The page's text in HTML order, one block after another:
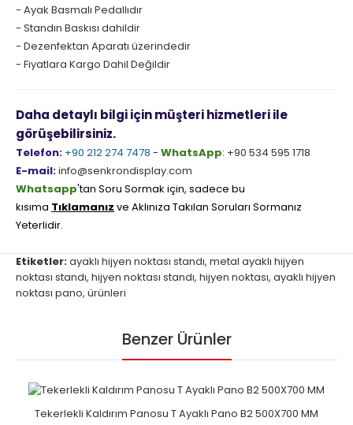
- Ayak Basmalı Pedallıdır
- Standın Baskısı dahildir
- Dezenfektan Aparatı üzerindedir
- Fiyatlara Kargo Dahil Değildir
Daha detaylı bilgi için müşteri hizmetleri ile
görüşebilirsiniz.
Telefon: +90 212 274 7478 - WhatsApp: +90 534 595 1718
E-mail:info@senkrondisplay.com
Whatsapp'tan Soru Sormak için, sadece bu
kısıma Tıklamanız ve Aklınıza Takılan Soruları Sormanız
Yeterlidir.
Etiketler:ayaklı hijyen noktası standı, metal ayaklı hijyen
noktası standı, hijyen noktası standı, hijyen noktası, ayaklı hijyen
noktası pano, ürünleri
Benzer Ürünler
Tekerlekli Kaldırım Panosu T Ayaklı Pano B2 500X700 MM